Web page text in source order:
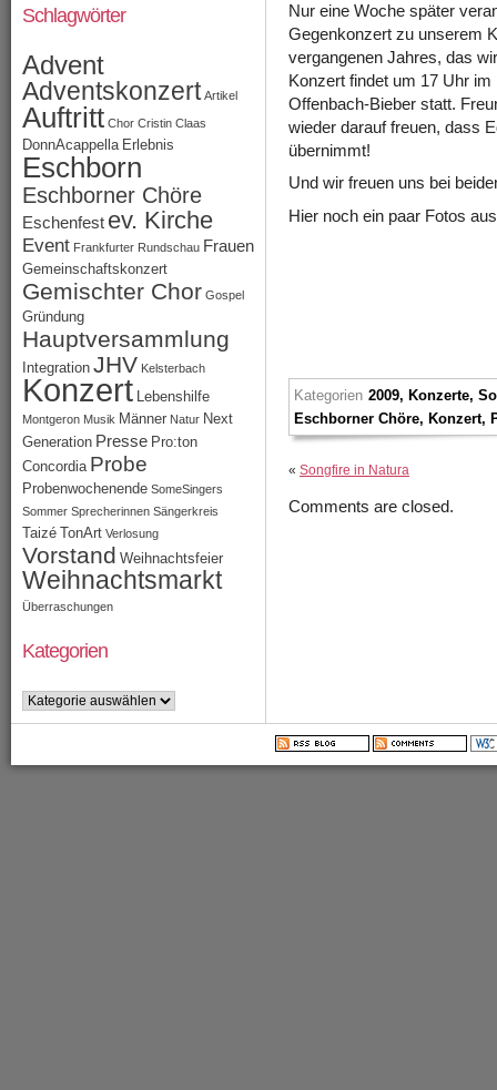
Nur eine Woche später
Gegenkonzert zu unserem
vergangenen Jahres, das
Konzert findet um 17 Uhr
Offenbach-Bieber statt.
wieder darauf freuen, dass
übernimmt!
Und wir freuen uns bei
Hier noch ein paar Fotos
Kategorien 2009, Konzerte,
Eschborner Chöre, Konzert,
« Songfire in Natura
Comments are closed.
Schlagwörter
Advent
Adventskonzert Artikel
Auftritt Chor Cristin Claas
DonnAcappella Erlebnis
Eschborn
Eschborner Chöre
Eschenfest ev. Kirche
Event Frankfurter Rundschau Frauen
Gemeinschaftskonzert
Gemischter Chor Gospel
Gründung
Hauptversammlung
Integration JHV Kelsterbach
Konzert Lebenshilfe
Montgeron Musik Männer Natur Next
Generation Presse Pro:ton
Concordia Probe
Probenwochenende SomeSingers
Sommer Sprecherinnen Sängerkreis
Taizé TonArt Verlosung
Vorstand Weihnachtsfeier
Weihnachtsmarkt
Überraschungen
Kategorien
Kategorien